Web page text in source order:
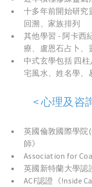
十多年前開始研究
回溯、家族排列
其他學習 - 阿卡西
療、盧恩石占卜、
中式玄學包括 四
宅風水、姓名學、
< 心理及咨
英國倫敦國際學院
師》
Association for
英國新特蘭大學認
ACF認證《!nside